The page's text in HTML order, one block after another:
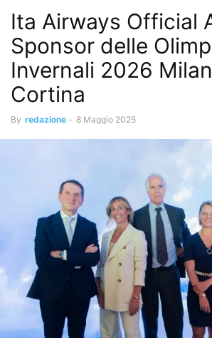
Ita Airways Official
Sponsor delle
Invernali 2026
Cortina
By redazione - 8 Maggio 2025